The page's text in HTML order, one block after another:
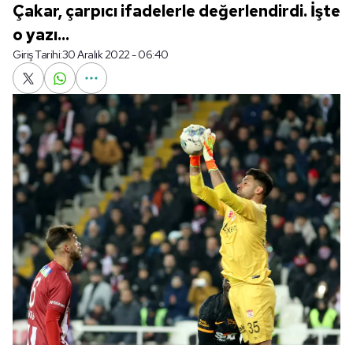
Çakar, çarpıcı ifadelerle değerlendirdi. İşte
o yazı...
Giriş Tarihi:30 Aralık 2022 - 06:40